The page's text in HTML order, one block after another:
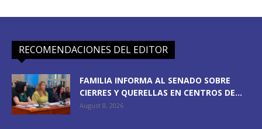
RECOMENDACIONES DEL EDITOR
FAMILIA INFORMA AL SENADO SOBRE
CIERRES Y QUERELLAS EN CENTROS DE...
August 8, 2026